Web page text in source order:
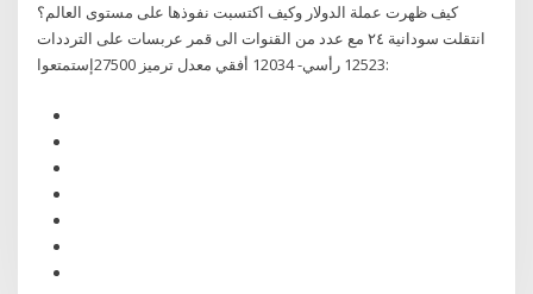
كيف ظهرت عملة الدولار وكيف اكتسبت نفوذها على مستوى العالم؟
انتقلت سودانية ٢٤ مع عدد من القنوات الى قمر عربسات على الترددات
:12523 رأسي- 12034 أفقي معدل ترميز 27500إستمتعوا